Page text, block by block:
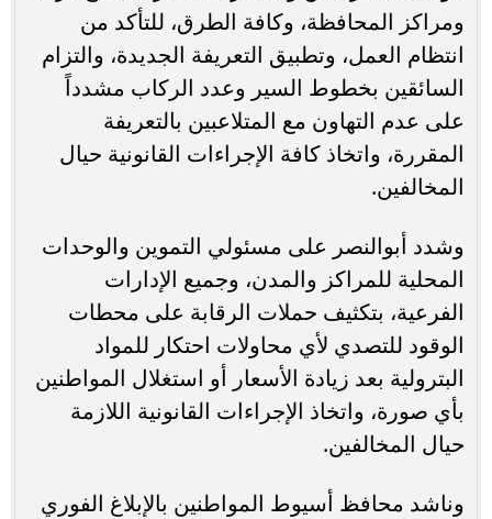
ومراكز المحافظة، وكافة الطرق، للتأكد من
انتظام العمل، وتطبيق التعريفة الجديدة، والتزام
السائقين بخطوط السير وعدد الركاب مشدداً
على عدم التهاون مع المتلاعبين بالتعريفة
المقررة، واتخاذ كافة الإجراءات القانونية حيال
المخالفين.
وشدد أبوالنصر على مسئولي التموين والوحدات
المحلية للمراكز والمدن، وجميع الإدارات
الفرعية، بتكثيف حملات الرقابة على محطات
الوقود للتصدي لأي محاولات احتكار للمواد
البترولية بعد زيادة الأسعار أو استغلال المواطنين
بأي صورة، واتخاذ الإجراءات القانونية اللازمة
حيال المخالفين.
وناشد محافظ أسيوط المواطنين بالإبلاغ الفوري